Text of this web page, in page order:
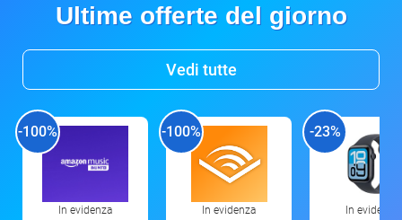
Ultime offerte del giorno
Vedi tutte
-100%
In evidenza
-100%
In evidenza
-23%
In evidenza